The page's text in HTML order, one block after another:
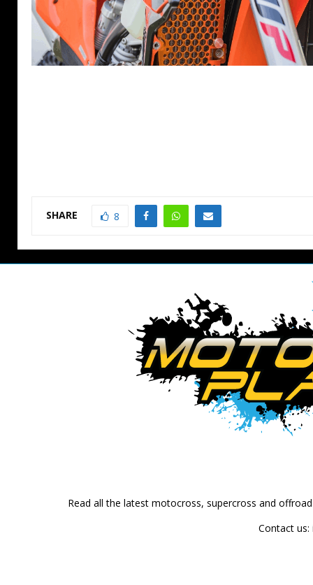
SHARE 8
Read all the latest motocross, supercross and
Contact us: